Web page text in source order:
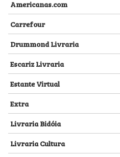
Americanas.com
Carrefour
Drummond Livraria
Escariz Livraria
Estante Virtual
Extra
Livraria Bidóia
Livraria Cultura